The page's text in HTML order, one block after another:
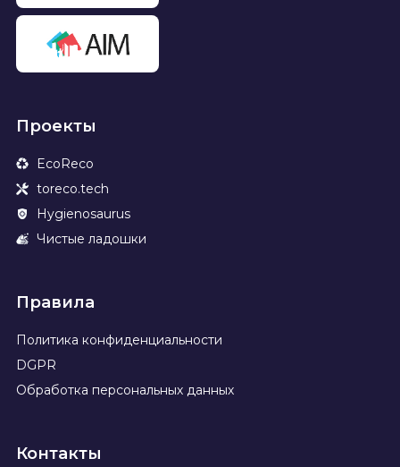
Проекты
EcoReco
toreco.tech
Hygienosaurus
Чистые ладошки
Правила
Политика конфиденциальности
DGPR
Обработка персональных данных
Контакты